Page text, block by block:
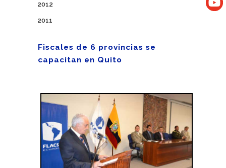
2012
2011
Fiscales de 6 provincias se
capacitan en Quito